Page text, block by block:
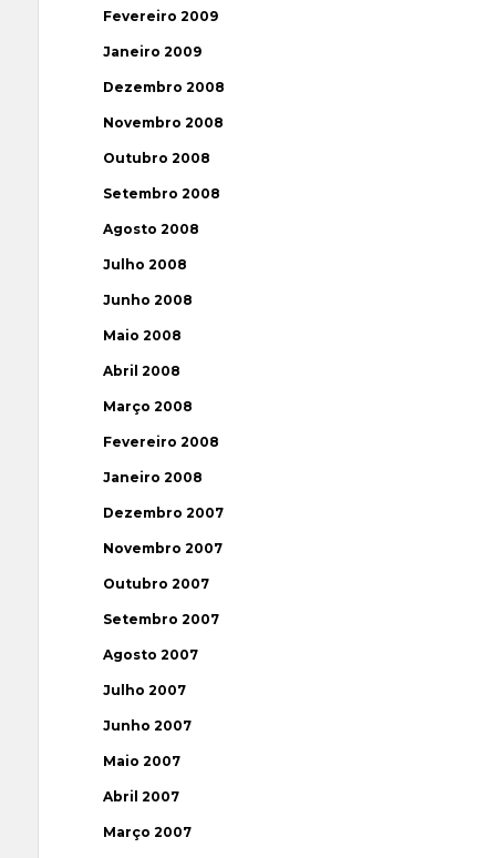
Fevereiro 2009
Janeiro 2009
Dezembro 2008
Novembro 2008
Outubro 2008
Setembro 2008
Agosto 2008
Julho 2008
Junho 2008
Maio 2008
Abril 2008
Março 2008
Fevereiro 2008
Janeiro 2008
Dezembro 2007
Novembro 2007
Outubro 2007
Setembro 2007
Agosto 2007
Julho 2007
Junho 2007
Maio 2007
Abril 2007
Março 2007